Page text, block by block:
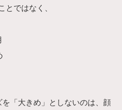
とではなく、
「大きめ」としないのは、顔